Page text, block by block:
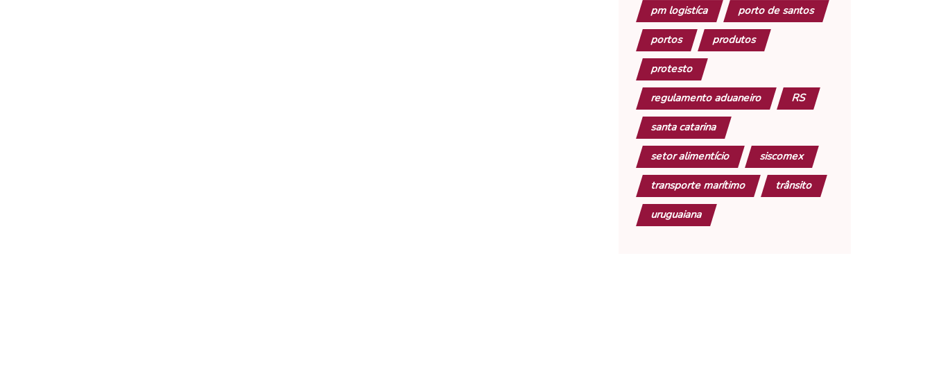
pm logistíca porto de santos
portos produtos
protesto
regulamento aduaneiro RS
santa catarina
setor alimentício siscomex
transporte marítimo trânsito
uruguaiana